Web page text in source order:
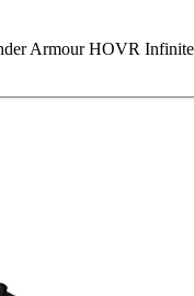
Armour HOVR Infinite